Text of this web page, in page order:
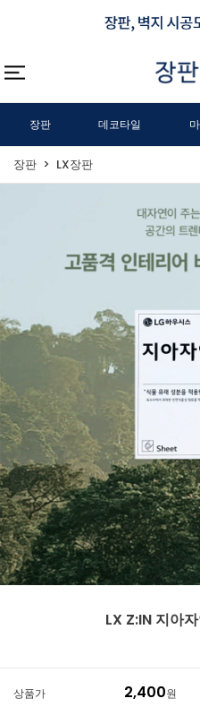
장판 데코타일
장판 LX장판
LX Z:IN 지아
상품가 2,400원